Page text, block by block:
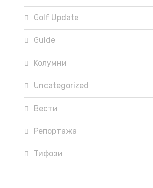
Golf Update
Guide
Kолумни
Uncategorized
Вести
Репортажа
Тифози